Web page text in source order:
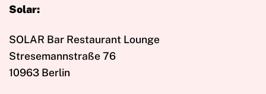
Solar:
SOLAR Bar Restaurant Lounge
Stresemannstraße 76
10963 Berlin